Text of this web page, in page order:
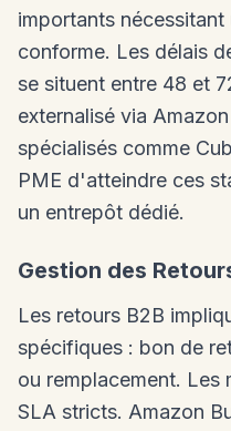
importants
conforme. Les délais
se situent entre 48 et
externalisé via
spécialisés comme
PME d'atteindre ces
un entrepôt dédié.
Gestion des
Les retours B2B
spécifiques : bon de
ou remplacement. Les
SLA stricts. Amazon